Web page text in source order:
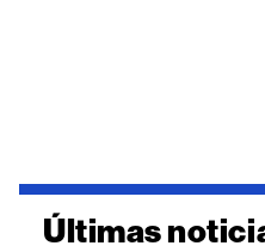
Últimas